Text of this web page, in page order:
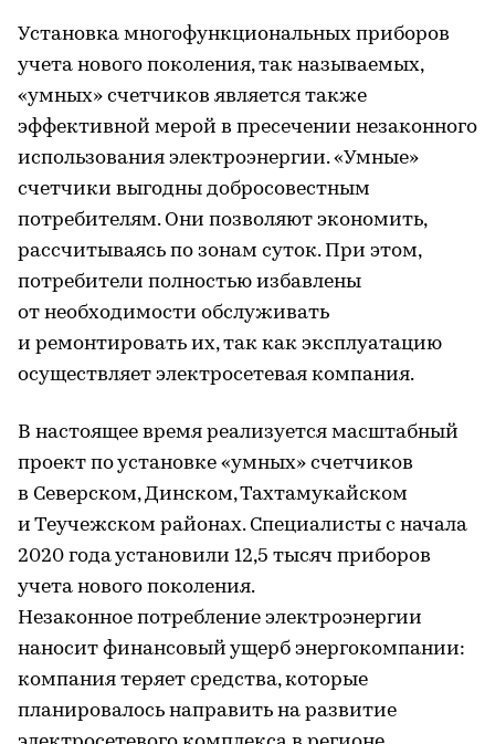
Установка многофункциональных приборов
учета нового поколения, так называемых,
«умных» счетчиков является также
эффективной мерой в пресечении незаконного
использования электроэнергии. «Умные»
счетчики выгодны добросовестным
потребителям. Они позволяют экономить,
рассчитываясь по зонам суток. При этом,
потребители полностью избавлены
от необходимости обслуживать
и ремонтировать их, так как эксплуатацию
осуществляет электросетевая компания.
В настоящее время реализуется масштабный
проект по установке «умных» счетчиков
в Северском, Динском, Тахтамукайском
и Теучежском районах. Специалисты с начала
2020 года установили 12,5 тысяч приборов
учета нового поколения.
Незаконное потребление электроэнергии
наносит финансовый ущерб энергокомпании:
компания теряет средства, которые
планировалось направить на развитие